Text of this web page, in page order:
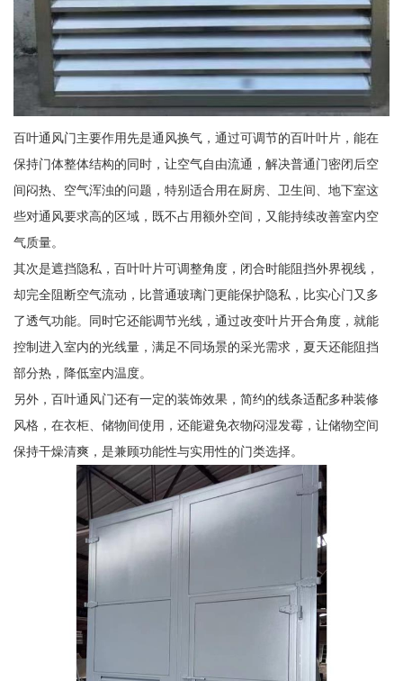
百叶通风门主要作用先是通风换气，通过可调节的百叶叶片，能在
保持门体整体结构的同时，让空气自由流通，解决普通门密闭后空
间闷热、空气浑浊的问题，特别适合用在厨房、卫生间、地下室这
些对通风要求高的区域，既不占用额外空间，又能持续改善室内空
气质量。
其次是遮挡隐私，百叶叶片可调整角度，闭合时能阻挡外界视线，
却完全阻断空气流动，比普通玻璃门更能保护隐私，比实心门又多
了透气功能。同时它还能调节光线，通过改变叶片开合角度，就能
控制进入室内的光线量，满足不同场景的采光需求，夏天还能阻挡
部分热，降低室内温度。
另外，百叶通风门还有一定的装饰效果，简约的线条适配多种装修
风格，在衣柜、储物间使用，还能避免衣物闷湿发霉，让储物空间
保持干燥清爽，是兼顾功能性与实用性的门类选择。